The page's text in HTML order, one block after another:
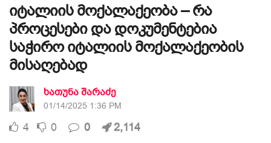
იტალიის მოქალაქეობა – რა
პროცესები და დოკუმენტებია
საჭირო იტალიის მოქალაქეობის
მისაღებად
ხათუნა შარაძე
01/14/2025 1:36 PM
4 0 0 2,114